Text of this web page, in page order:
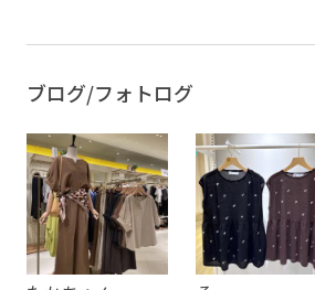
ブログ/フォトログ